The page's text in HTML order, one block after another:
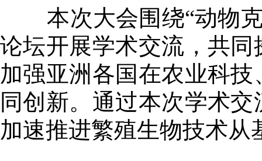
本次大会围绕“动物
论坛开展学术交流，共
加强亚洲各国在农业科
同创新。通过本次学术
加速推进繁殖生物技术